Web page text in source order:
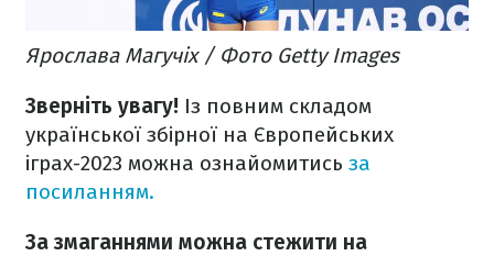
Ярослава Магучіх / Фото Getty Images
Зверніть увагу! Із повним складом
української збірної на Європейських
іграх-2023 можна ознайомитись за
посиланням.
За змаганнями можна стежити на